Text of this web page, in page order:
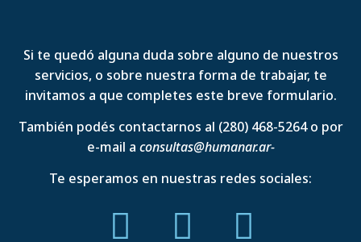
Si te quedó alguna duda sobre alguno de nuestros
servicios, o sobre nuestra forma de trabajar, te
invitamos a que completes este breve formulario.
También podés contactarnos al (280) 468-5264 o por
e-mail a consultas@humanar.ar-
Te esperamos en nuestras redes sociales: